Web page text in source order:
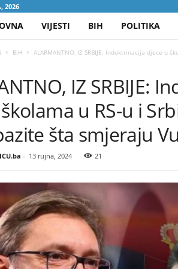
2026
VIJESTI BIH POLITIKA
BiH ALARMANTNO, IZ SRBIJE: Indoktrinacija djece u
IZ SRBIJE:
u RS-u i
šta smjeraju
- 13 rujna, 2024 21